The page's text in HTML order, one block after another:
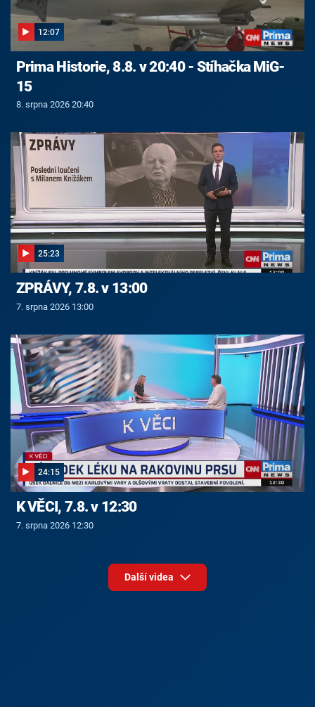
12:07
Prima Historie, 8.8. v 20:40 - Stíhačka MiG-
15
8. srpna 2026 20:40
25:23
ZPRÁVY, 7.8. v 13:00
7. srpna 2026 13:00
24:15
K VĚCI, 7.8. v 12:30
7. srpna 2026 12:30
Další videa